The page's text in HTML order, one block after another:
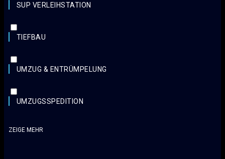
SUP VERLEIHSTATION
TIEFBAU
UMZUG & ENTRÜMPELUNG
UMZUGSSPEDITION
ZEIGE MEHR